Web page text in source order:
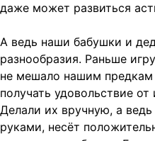
даже может развиться
А ведь наши бабушки и
разнообразия. Раньше
не мешало нашим предкам
получать удовольствие
Делали их вручную, а ведь
руками, несёт